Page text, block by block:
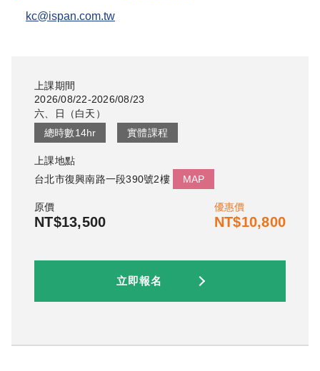
kc@ispan.com.tw
上課期間
2026/08/22-2026/08/23
六、日
（白天 ）
總時數14hr 實體課程
上課地點
台北市復興南路一段390號2樓
MAP
原價
NT$13,500
優惠價
NT$10,800
立即報名